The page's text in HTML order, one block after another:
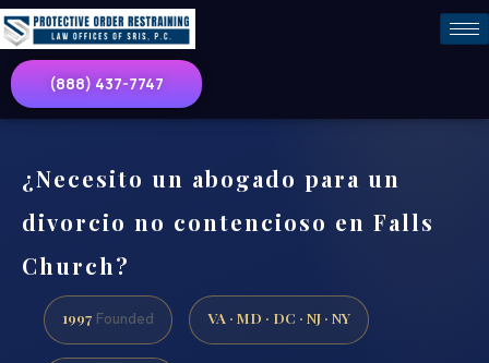
(888) 437-7747
¿Necesito un abogado para un
divorcio no contencioso en Falls
Church?
1997 Founded VA · MD · DC · NJ · NY